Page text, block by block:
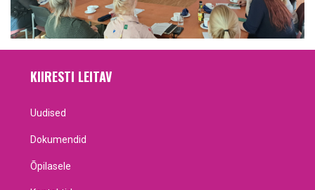
KIIRESTI LEITAV
Uudised
Dokumendid
Õpilasele